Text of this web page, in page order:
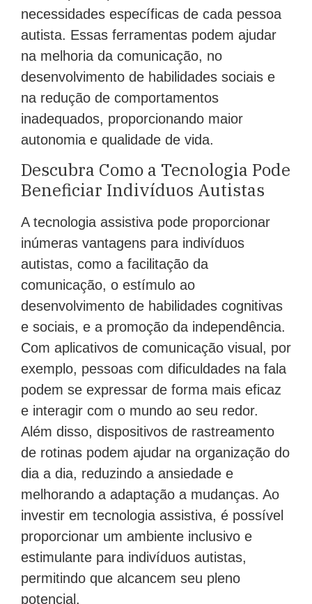
necessidades específicas de cada pessoa
autista. Essas ferramentas podem ajudar
na melhoria da comunicação, no
desenvolvimento de habilidades sociais e
na redução de comportamentos
inadequados, proporcionando maior
autonomia e qualidade de vida.
Descubra Como a Tecnologia Pode
Beneficiar Indivíduos Autistas
A tecnologia assistiva pode proporcionar
inúmeras vantagens para indivíduos
autistas, como a facilitação da
comunicação, o estímulo ao
desenvolvimento de habilidades cognitivas
e sociais, e a promoção da independência.
Com aplicativos de comunicação visual, por
exemplo, pessoas com dificuldades na fala
podem se expressar de forma mais eficaz
e interagir com o mundo ao seu redor.
Além disso, dispositivos de rastreamento
de rotinas podem ajudar na organização do
dia a dia, reduzindo a ansiedade e
melhorando a adaptação a mudanças. Ao
investir em tecnologia assistiva, é possível
proporcionar um ambiente inclusivo e
estimulante para indivíduos autistas,
permitindo que alcancem seu pleno
potencial.